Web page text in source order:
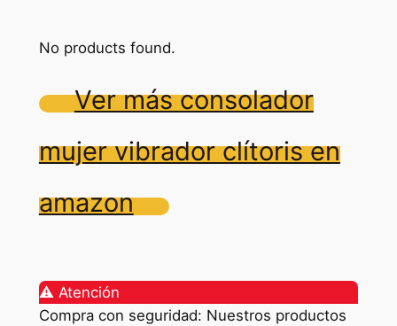
No products found.
Ver más consolador
mujer vibrador clítoris en
amazon
⚠️ Atención
Compra con seguridad: Nuestros productos